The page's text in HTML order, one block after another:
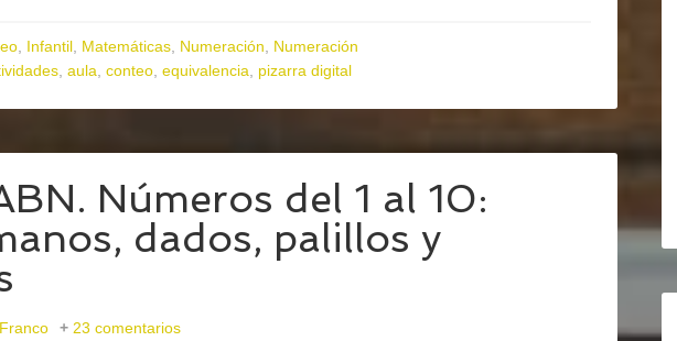
Infantil Matemáticas Numeración
Numeración
aula conteo equivalencia pizarra digital
Números del 1 al 10:
dados, palillos y
23 comentarios